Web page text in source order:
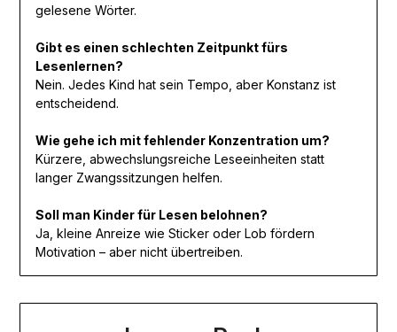
gelesene Wörter.
Gibt es einen schlechten Zeitpunkt fürs
Lesenlernen?
Nein. Jedes Kind hat sein Tempo, aber Konstanz ist
entscheidend.
Wie gehe ich mit fehlender Konzentration um?
Kürzere, abwechslungsreiche Leseeinheiten statt
langer Zwangssitzungen helfen.
Soll man Kinder für Lesen belohnen?
Ja, kleine Anreize wie Sticker oder Lob fördern
Motivation – aber nicht übertreiben.